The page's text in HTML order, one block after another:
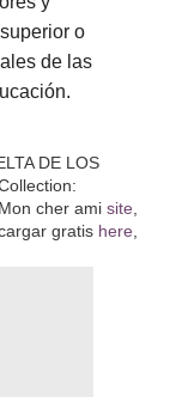
o
de las
DE LOS
cher ami site,
gratis here,